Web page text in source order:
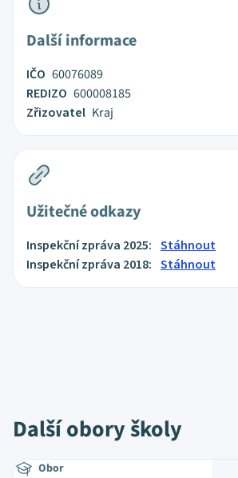
Další informace
IČO 60076089
REDIZO 600008185
Zřizovatel Kraj
Užitečné odkazy
Inspekční zpráva 2025: Stáhnout
Inspekční zpráva 2018: Stáhnout
Další obory školy
Obor